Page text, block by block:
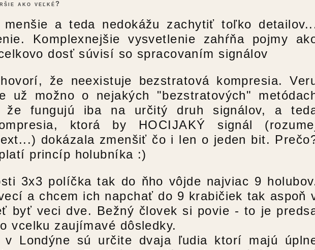
ako veľké?
a teda nedokážu zachytiť toľko
Komplexnejšie vysvetlenie zahŕňa pojmy
dosť súvisí so spracovaním signálov
že neexistuje bezstratová kompresia.
už možno o nejakých "bezstratových"
fungujú iba na určitý druh signálov, a
ktorá by HOCIJAKÝ signál
dokázala zmenšiť čo i len o jeden bit.
princíp holubníka :)
3x3 políčka tak do ňho vôjde najviac 9
a chcem ich napchať do 9 krabičiek tak aspoň
byť veci dve. Bežný človek si povie - to je
vcelku zaujímavé dôsledky.
Londýne sú určite dvaja ľudia ktorí majú